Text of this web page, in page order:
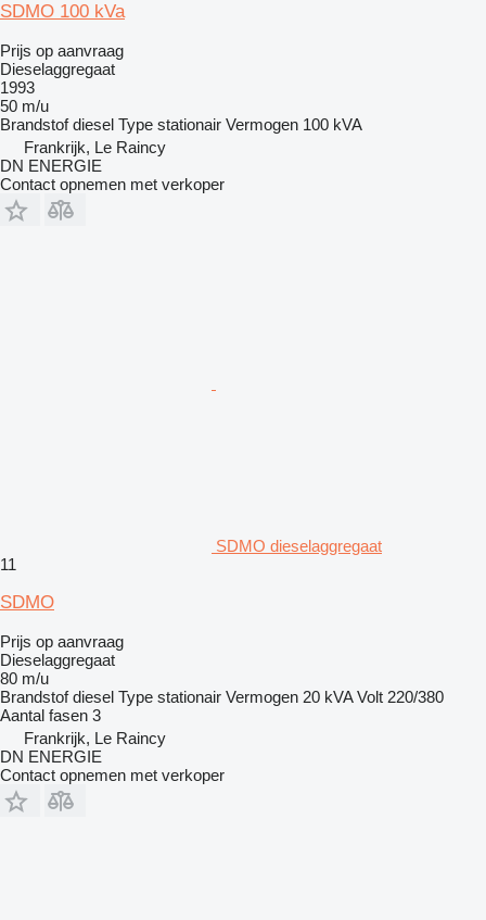
SDMO 100 kVa
Prijs op aanvraag
Dieselaggregaat
1993
50 m/u
Brandstof diesel Type stationair Vermogen 100 kVA
Frankrijk, Le Raincy
DN ENERGIE
Contact opnemen met verkoper
SDMO dieselaggregaat
11
SDMO
Prijs op aanvraag
Dieselaggregaat
80 m/u
Brandstof diesel Type stationair Vermogen 20 kVA Volt 220/380
Aantal fasen 3
Frankrijk, Le Raincy
DN ENERGIE
Contact opnemen met verkoper